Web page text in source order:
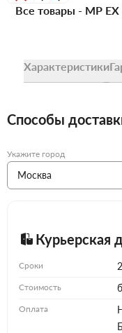
Все товары - MP EX
Характеристики
Способы
Укажите город
Курьерская
Сроки
Стоимость
Оплата